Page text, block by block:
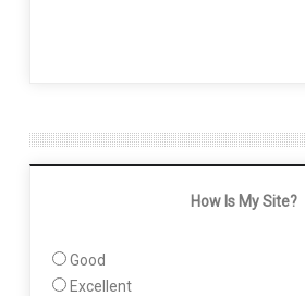
How Is My Site?
Good
Excellent